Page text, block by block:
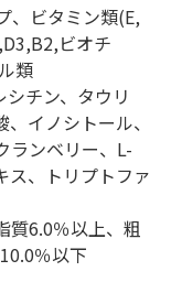
、ビタミン類(E,
ビオチ
類
チン、タウリ
イノシトール、
ランベリー、L-
ス、トリプトファ
質6.0％以上、粗
％以下